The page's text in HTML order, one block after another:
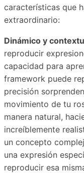
características que
extraordinario:
Dinámico y
reproducir
capacidad para
framework puede
precisión
movimiento de tu
manera natural,
increíblemente
un concepto
una expresión
reproducir esa